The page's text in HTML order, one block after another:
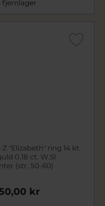
fjernlager
Z "Elizabeth" ring 14 kt.
0,18 ct. W.SI
(str. 50-60)
kr